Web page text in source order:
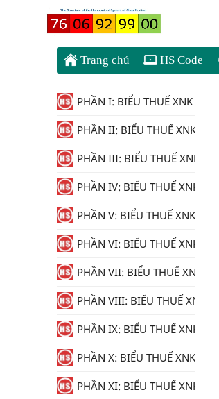
Trang chủ HS Code
PHẦN I: BIỂU THUẾ XNK
PHẦN II: BIỂU THUẾ XNK
PHẦN III: BIỂU THUẾ XNK
PHẦN IV: BIỂU THUẾ XNK
PHẦN V: BIỂU THUẾ XNK
PHẦN VI: BIỂU THUẾ XNK
PHẦN VII: BIỂU THUẾ XNK
PHẦN VIII: BIỂU THUẾ XNK
PHẦN IX: BIỂU THUẾ XNK
PHẦN X: BIỂU THUẾ XNK
PHẦN XI: BIỂU THUẾ XNK